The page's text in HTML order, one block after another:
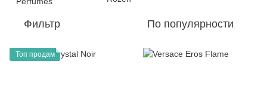
Фильтр По популярности
Топ продам